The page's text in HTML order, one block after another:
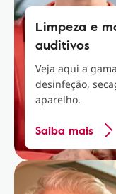
Limpeza e
auditivos
Veja aqui a
desinfeção,
aparelho.
Saiba mais